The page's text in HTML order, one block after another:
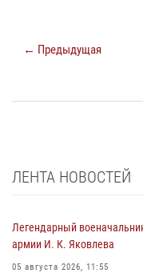
← Предыдущая
ЛЕНТА НОВОСТЕЙ
Легендарный
армии И. К. Яковлева
05 августа 2026, 11:55